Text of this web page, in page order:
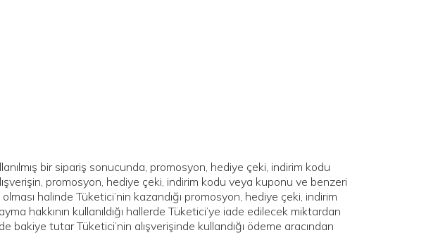
bir sipariş sonucunda, promosyon, hediye çeki, indirim kodu
promosyon, hediye çeki, indirim kodu veya kuponu ve benzeri
halinde Tüketici’nin kazandığı promosyon, hediye çeki, indirim
hakkının kullanıldığı hallerde Tüketici’ye iade edilecek miktardan
bakiye tutar Tüketici’nin alışverişinde kullandığı ödeme aracından